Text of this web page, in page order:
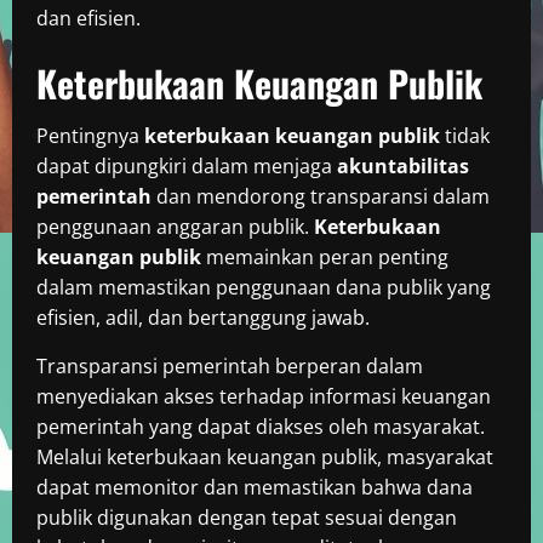
dan efisien.
Keterbukaan Keuangan Publik
Pentingnya keterbukaan keuangan publiktidak
dapat dipungkiri dalam menjaga akuntabilitas
pemerintah dan mendorong transparansi dalam
penggunaan anggaran publik. Keterbukaan
keuangan publik memainkan peran penting
dalam memastikan penggunaan dana publik yang
efisien, adil, dan bertanggung jawab.
Transparansi pemerintah berperan dalam
menyediakan akses terhadap informasi keuangan
pemerintah yang dapat diakses oleh masyarakat.
Melalui keterbukaan keuangan publik, masyarakat
dapat memonitor dan memastikan bahwa dana
publik digunakan dengan tepat sesuai dengan